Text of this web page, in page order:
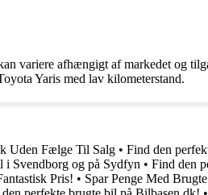
variere afhængigt af markedet og
Yaris med lav kilometerstand.
Uden Fælge Til Salg • Find den
i Svendborg og på Sydfyn • Find den
Pris! • Spar Penge Med